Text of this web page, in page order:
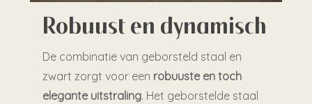
Robuust en dynamisch
De combinatie van geborsteld staal en
zwart zorgt voor een robuuste en toch
elegante uitstraling. Het geborstelde staal